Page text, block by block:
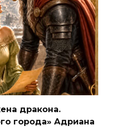
дракона.
города» Адриана